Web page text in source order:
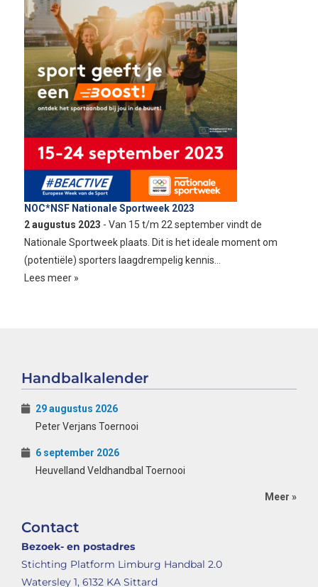
NOC*NSF Nationale Sportweek 2023
2 augustus 2023 - Van 15 t/m 22 september vindt de
Nationale Sportweek plaats. Dit is het ideale moment om
(potentiële) sporters laagdrempelig kennis…
Lees meer »
Handbalkalender
29 augustus 2026
Peter Verjans Toernooi
6 september 2026
Heuvelland Veldhandbal Toernooi
Meer »
Contact
Bezoek- en postadres
Stichting Platform Limburg Handbal 2.0
Watersley 1, 6132 KA Sittard